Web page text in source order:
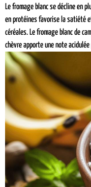
Le fromage blanc se décline en
en protéines favorise la satiété
céréales. Le fromage blanc de
chèvre apporte une note